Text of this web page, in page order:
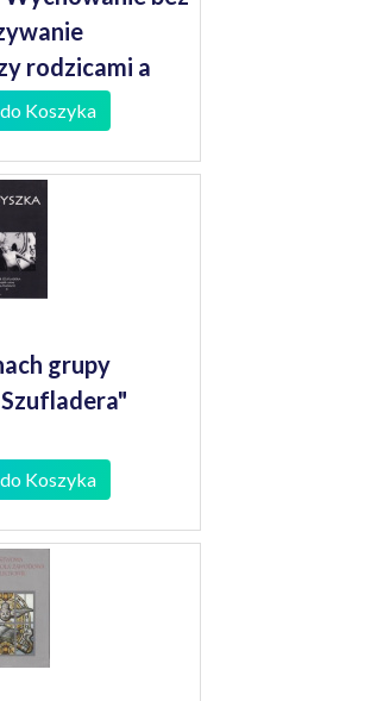
rodzicami a
Koszyka
grupy
Koszyka